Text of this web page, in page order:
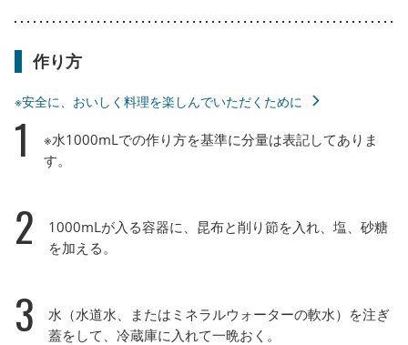
作り方
※安全に、おいしく料理を楽しんでいただくために
1
※水1000mLでの作り方を基準に分量は表記してありま
す。
2
1000mLが入る容器に、昆布と削り節を入れ、塩、砂糖
を加える。
3
水（水道水、またはミネラルウォーターの軟水）を注ぎ
蓋をして、冷蔵庫に入れて一晩おく。